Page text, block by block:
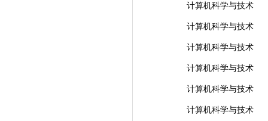
计算机科学与技术
计算机科学与技术
计算机科学与技术
计算机科学与技术
计算机科学与技术
计算机科学与技术